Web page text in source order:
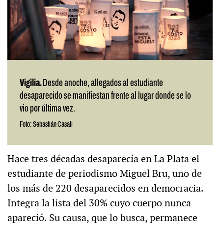
Vigilia. Desde anoche, allegados al estudiante
desaparecido se manifiestan frente al lugar donde se lo
vio por última vez.
Foto: Sebastián Casali
Hace tres décadas desaparecía en La Plata el
estudiante de periodismo Miguel Bru, uno de
los más de 220 desaparecidos en democracia.
Integra la lista del 30% cuyo cuerpo nunca
apareció. Su causa, que lo busca, permanece